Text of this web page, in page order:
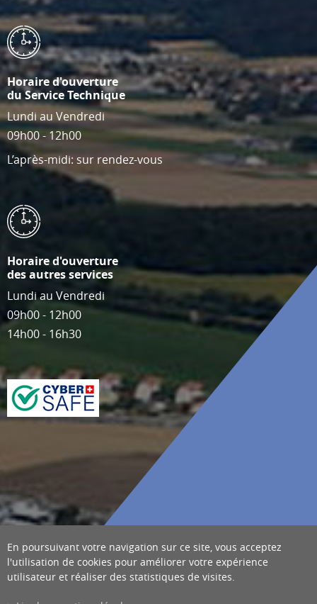
Horaire d'ouverture
du Service Technique
Lundi au Vendredi
09h00 - 12h00
L’après-midi: sur rendez-vous
Horaire d'ouverture
des autres services
Lundi au Vendredi
09h00 - 12h00
14h00 - 16h30
En poursuivant votre navigation sur ce site, vous acceptez
l'utilisation de cookies pour améliorer votre expérience
utilisateur et réaliser des statistiques de visites.